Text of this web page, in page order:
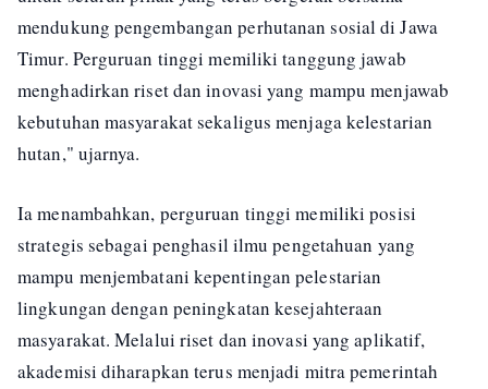
mendukung pengembangan perhutanan sosial di Jawa
Timur. Perguruan tinggi memiliki tanggung jawab
menghadirkan riset dan inovasi yang mampu menjawab
kebutuhan masyarakat sekaligus menjaga kelestarian
hutan," ujarnya.
Ia menambahkan, perguruan tinggi memiliki posisi
strategis sebagai penghasil ilmu pengetahuan yang
mampu menjembatani kepentingan pelestarian
lingkungan dengan peningkatan kesejahteraan
masyarakat. Melalui riset dan inovasi yang aplikatif,
akademisi diharapkan terus menjadi mitra pemerintah